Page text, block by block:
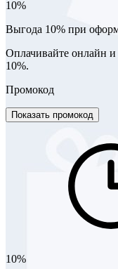
10%
Выгода 10% при
Оплачивайте онлайн
10%.
Промокод
Показать промокод
10%